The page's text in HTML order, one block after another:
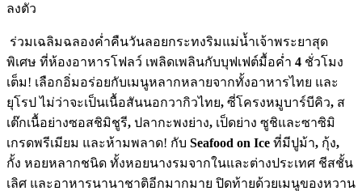
ลงตัว
ร่วมเฉลิมฉลองค่ำคืนวันลอยกระทงริมแม่น้ำเจ้าพระยาสุด
พิเศษ ที่ห้องอาหารโฟลว์ เพลิดเพลินกับบุฟเฟต์มื้อค่ำ 4 ชั่วโมง
เต็ม! เลือกอิ่มอร่อยกับเมนูหลากหลายจากทั้งอาหารไทย และ
ยุโรป ไม่ว่าจะเป็นเนื้อสันนอกวากิวไทย, ซี่โครงหมูบาร์บีคิว, ส
เต๊กเนื้อย่างซอสชิมิชูรี, ปลากะพงย่าง, เป็ดย่าง ซูชิและซาซิมิ
เกรดพรีเมียม และห้ามพลาด! กับ Seafood on Ice ที่มีปูม้า, กุ้ง,
กั้ง หอยหลากชนิด ทั้งหอยนางรมจากในและต่างประเทศ ชีสชั้น
เลิศ และอาหารนานาชาติอีกมากมาย ปิดท้ายด้วยเมนูของหวาน